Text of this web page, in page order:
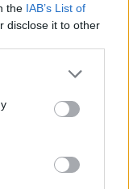
the IAB’s List of
disclose it to other